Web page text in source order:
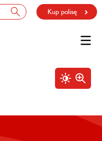
Kup polisę